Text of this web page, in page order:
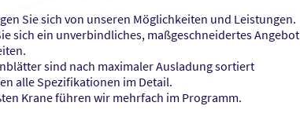
Sie sich von unseren Möglichkeiten und Leistungen.
sich ein unverbindliches, maßgeschneidertes Angebot
sind nach maximaler Ausladung sortiert
alle Spezifikationen im Detail.
Krane führen wir mehrfach im Programm.